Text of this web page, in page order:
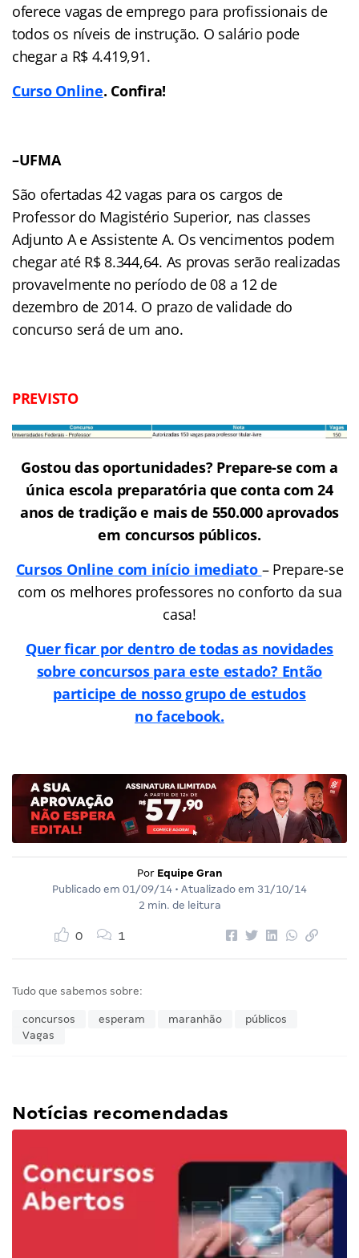
oferece vagas de emprego para profissionais de
todos os níveis de instrução. O salário pode
chegar a R$ 4.419,91.
Curso Online. Confira!
–UFMA
São ofertadas 42 vagas para os cargos de
Professor do Magistério Superior, nas classes
Adjunto A e Assistente A. Os vencimentos podem
chegar até R$ 8.344,64. As provas serão realizadas
provavelmente no período de 08 a 12 de
dezembro de 2014. O prazo de validade do
concurso será de um ano.
PREVISTO
Gostou das oportunidades? Prepare-se com a
única escola preparatória que conta com 24
anos de tradição e mais de 550.000 aprovados
em concursos públicos.
Cursos Online com início imediato – Prepare-se
com os melhores professores no conforto da sua
casa!
Quer ficar por dentro de todas as novidades
sobre concursos para este estado? Então
participe de nosso grupo de estudos
no facebook.
Por Equipe Gran
Publicado em 01/09/14 • Atualizado em 31/10/14
2 min. de leitura
0 1
Tudo que sabemos sobre:
concursos esperam maranhão
públicos
Vagas
Notícias recomendadas